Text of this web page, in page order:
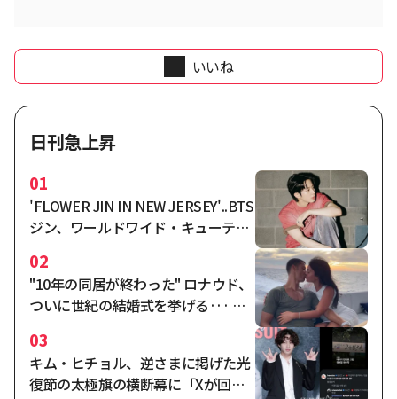
いいね
日刊急上昇
01
'FLOWER JIN IN NEW JERSEY'..BTS
ジン、ワールドワイド・キューティ
ド・ハンサム・ファンタジー・ライ
ブ
02
"10年の同居が終わった" ロナウド、
ついに世紀の結婚式を挙げる··· ジ
販売員が1兆ウォンの奥様に」
03
キム・ヒチョル、逆さまに掲げた光
復節の太極旗の横断幕に「Xが回っ